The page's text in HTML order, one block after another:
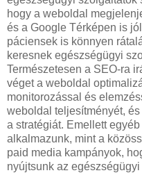
hogy a weboldal
és a Google Térképen is
páciensek is könnyen
keresnek egészségügyi
Természetesen a SEO-ra
véget a weboldal
monitorozással és
weboldal teljesítményét,
a stratégiát. Emellett
alkalmazunk, mint a
paid media kampányok,
nyújtsunk az